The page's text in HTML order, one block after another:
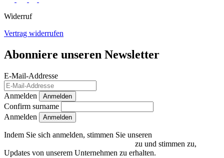
Widerruf
Vertrag widerrufen
Abonniere unseren Newsletter
E-Mail-Addresse
Anmelden Anmelden
Confirm surname
Anmelden
Indem Sie sich anmelden, stimmen Sie unseren
zu und stimmen zu,
Updates von unserem Unternehmen zu erhalten.